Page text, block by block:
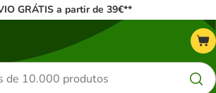
GRÁTIS a partir de 39€**